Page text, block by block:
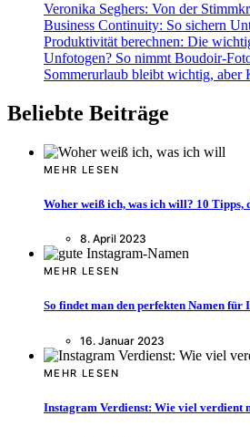
Veronika Seghers: Von der
Business Continuity: So sichern
Produktivität berechnen: Die
Unfotogen? So nimmt Boudoir-
Sommerurlaub bleibt wichtig, aber
Beliebte Beiträge
MEHR LESEN
Woher weiß ich, was ich will? 10
8. April 2023
MEHR LESEN
So findet man den perfekten Namen für
16. Januar 2023
MEHR LESEN
Instagram Verdienst: Wie viel verdient